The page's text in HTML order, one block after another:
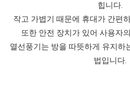
힙니다.
작고 가볍기 때문에 휴대가 간편
또한 안전 장치가 있어 사용자
열선풍기는 방을 따뜻하게 유지하
법입니다.